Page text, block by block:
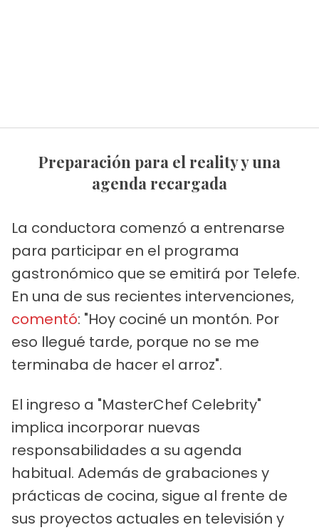
Preparación para el reality y una
agenda recargada
La conductora comenzó a entrenarse
para participar en el programa
gastronómico que se emitirá por Telefe.
En una de sus recientes intervenciones,
comentó: "Hoy cociné un montón. Por
eso llegué tarde, porque no se me
terminaba de hacer el arroz".
El ingreso a "MasterChef Celebrity"
implica incorporar nuevas
responsabilidades a su agenda
habitual. Además de grabaciones y
prácticas de cocina, sigue al frente de
sus proyectos actuales en televisión y